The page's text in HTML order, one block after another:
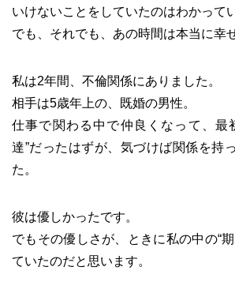
いけないことをしていたのはわかって
でも、それでも、あの時間は本当に幸
私は2年間、不倫関係にありました。
相手は5歳年上の、既婚の男性。
仕事で関わる中で仲良くなって、最
達”だったはずが、気づけば関係を持
た。
彼は優しかったです。
でもその優しさが、ときに私の中の“
ていたのだと思います。